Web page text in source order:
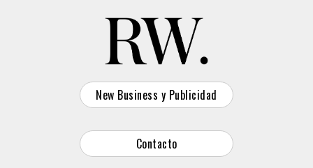
New Business y Publicidad
Contacto